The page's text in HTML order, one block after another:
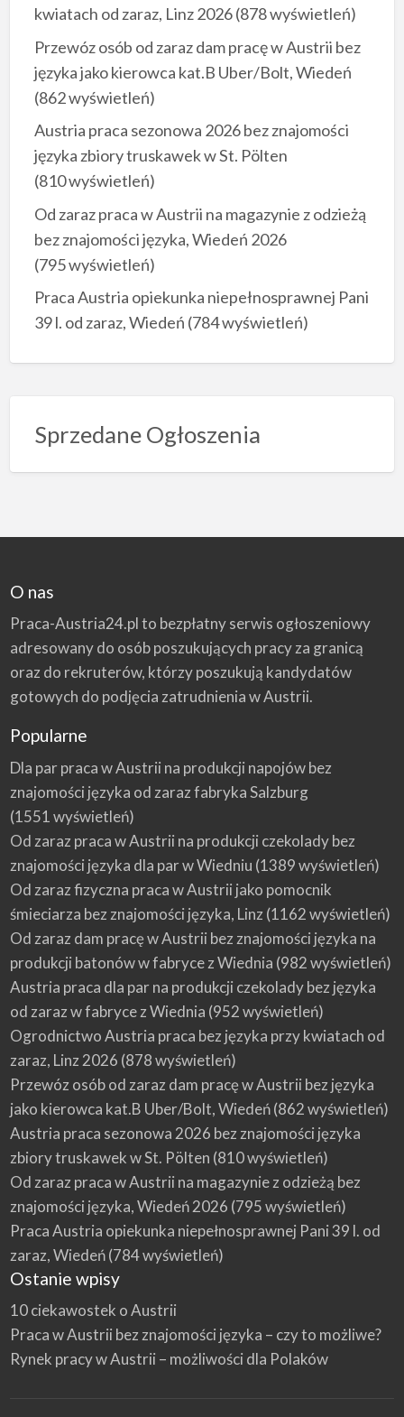
kwiatach od zaraz, Linz 2026(878 wyświetleń)
Przewóz osób od zaraz dam pracę w Austrii bez
języka jako kierowca kat.B Uber/Bolt, Wiedeń
(862 wyświetleń)
Austria praca sezonowa 2026 bez znajomości
języka zbiory truskawek w St. Pölten
(810 wyświetleń)
Od zaraz praca w Austrii na magazynie z odzieżą
bez znajomości języka, Wiedeń 2026
(795 wyświetleń)
Praca Austria opiekunka niepełnosprawnej Pani
39 l. od zaraz, Wiedeń (784 wyświetleń)
Sprzedane Ogłoszenia
O nas
Praca-Austria24.pl to bezpłatny serwis ogłoszeniowy
adresowany do osób poszukujących pracy za granicą
oraz do rekruterów, którzy poszukują kandydatów
gotowych do podjęcia zatrudnienia w Austrii.
Popularne
Dla par praca w Austrii na produkcji napojów bez
znajomości języka od zaraz fabryka Salzburg
(1551 wyświetleń)
Od zaraz praca w Austrii na produkcji czekolady bez
znajomości języka dla par w Wiedniu (1389 wyświetleń)
Od zaraz fizyczna praca w Austrii jako pomocnik
śmieciarza bez znajomości języka, Linz (1162 wyświetleń)
Od zaraz dam pracę w Austrii bez znajomości języka na
produkcji batonów w fabryce z Wiednia (982 wyświetleń)
Austria praca dla par na produkcji czekolady bez języka
od zaraz w fabryce z Wiednia (952 wyświetleń)
Ogrodnictwo Austria praca bez języka przy kwiatach od
zaraz, Linz 2026 (878 wyświetleń)
Przewóz osób od zaraz dam pracę w Austrii bez języka
jako kierowca kat.B Uber/Bolt, Wiedeń(862 wyświetleń)
Austria praca sezonowa 2026 bez znajomości języka
zbiory truskawek w St. Pölten (810 wyświetleń)
Od zaraz praca w Austrii na magazynie z odzieżą bez
znajomości języka, Wiedeń 2026 (795 wyświetleń)
Praca Austria opiekunka niepełnosprawnej Pani 39 l. od
zaraz, Wiedeń(784 wyświetleń)
Ostanie wpisy
10 ciekawostek o Austrii
Praca w Austrii bez znajomości języka – czy to możliwe?
Rynek pracy w Austrii – możliwości dla Polaków